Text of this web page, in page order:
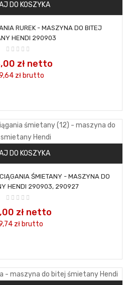
DO KOSZYKA
RUREK - MASZYNA DO BITEJ
HENDI 290903
zł netto
zł brutto
DO KOSZYKA
ŚMIETANY - MASZYNA DO
HENDI 290903, 290927
zł netto
zł brutto